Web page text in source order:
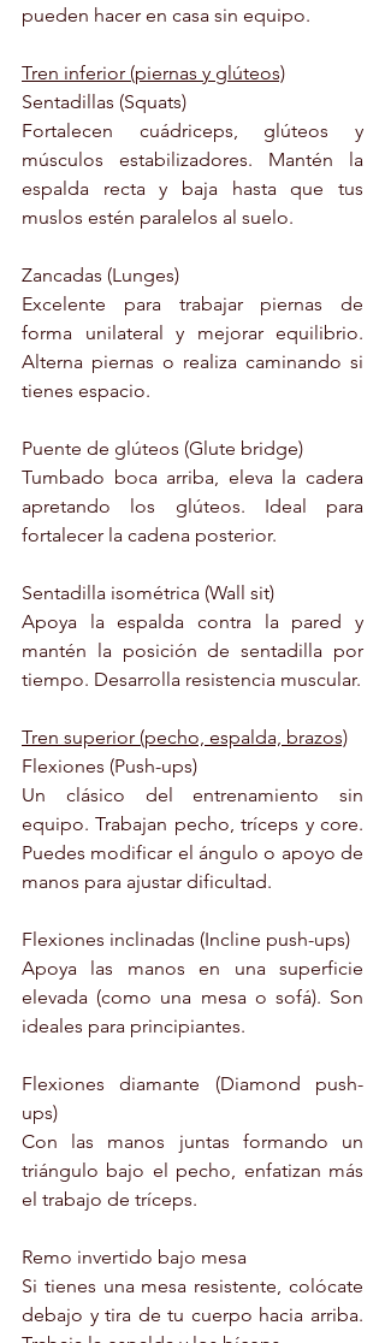
pueden hacer en casa sin equipo.
Tren inferior (piernas y glúteos)
Sentadillas (Squats)
Fortalecen cuádriceps, glúteos y
músculos estabilizadores. Mantén la
espalda recta y baja hasta que tus
muslos estén paralelos al suelo.
Zancadas (Lunges)
Excelente para trabajar piernas de
forma unilateral y mejorar equilibrio.
Alterna piernas o realiza caminando si
tienes espacio.
Puente de glúteos (Glute bridge)
Tumbado boca arriba, eleva la cadera
apretando los glúteos. Ideal para
fortalecer la cadena posterior.
Sentadilla isométrica (Wall sit)
Apoya la espalda contra la pared y
mantén la posición de sentadilla por
tiempo. Desarrolla resistencia muscular.
Tren superior (pecho, espalda, brazos)
Flexiones (Push-ups)
Un clásico del entrenamiento sin
equipo. Trabajan pecho, tríceps y core.
Puedes modificar el ángulo o apoyo de
manos para ajustar dificultad.
Flexiones inclinadas (Incline push-ups)
Apoya las manos en una superficie
elevada (como una mesa o sofá). Son
ideales para principiantes.
Flexiones diamante (Diamond push-
ups)
Con las manos juntas formando un
triángulo bajo el pecho, enfatizan más
el trabajo de tríceps.
Remo invertido bajo mesa
Si tienes una mesa resistente, colócate
debajo y tira de tu cuerpo hacia arriba.